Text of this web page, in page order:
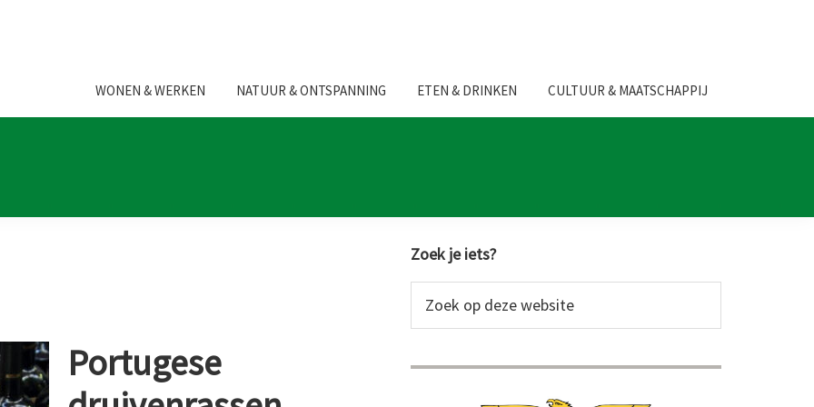
WONEN & WERKEN NATUUR & ONTSPANNING ETEN & DRINKEN CULTUUR & MAATSCHAPPIJ
Portugese
Primaire
Sidebar
Zoek je iets?
op
website